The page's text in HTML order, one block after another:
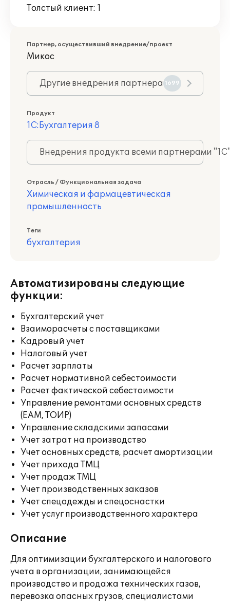
Толстый клиент: 1
Партнер, осуществивший внедрение/проект
Микос
Другие внедрения партнера 1699
Продукт
1С:Бухгалтерия 8
Внедрения продукта всеми партнерами
Отрасль / Функциональная задача
Химическая и фармацевтическая
промышленность
Теги
бухгалтерия
Автоматизированы следующие
функции:
Бухгалтерский учет
Взаиморасчеты с поставщиками
Кадровый учет
Налоговый учет
Расчет зарплаты
Расчет нормативной себестоимости
Расчет фактической себестоимости
Управление ремонтами основных средств
(EAM, ТОИР)
Управление складскими запасами
Учет затрат на производство
Учет основных средств, расчет амортизации
Учет прихода ТМЦ
Учет продаж ТМЦ
Учет производственных заказов
Учет спецодежды и спецоснастки
Учет услуг производственного характера
Описание
Для оптимизации бухгалтерского и налогового
учета в организации, занимающейся
производство и продажа технических газов,
перевозка опасных грузов, специалистами